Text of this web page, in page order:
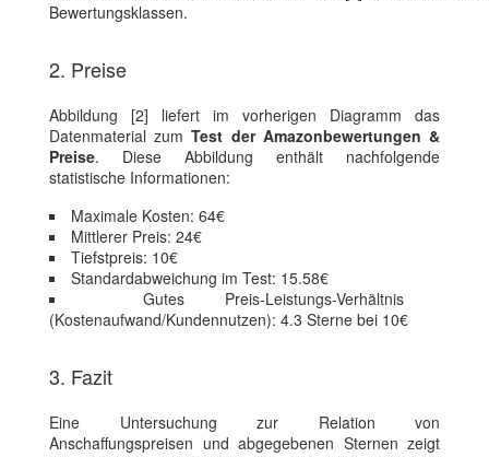
Bewertungsklassen.
2. Preise
Abbildung [2] liefert im vorherigen Diagramm das
Datenmaterial zumTest der Amazonbewertungen &
Preise. Diese Abbildung enthält nachfolgende
statistische Informationen:
Maximale Kosten: 64€
Mittlerer Preis: 24€
Tiefstpreis: 10€
Standardabweichung im Test: 15.58€
Gutes Preis-Leistungs-Verhältnis
(Kostenaufwand/Kundennutzen): 4.3 Sterne bei 10€
3. Fazit
Eine Untersuchung zur Relation von
Anschaffungspreisen und abgegebenen Sternen zeigt